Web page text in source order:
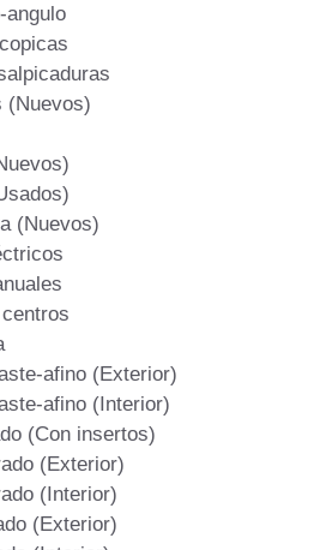
angulo
(Nuevos)
(Nuevos)
centros
afino (Exterior)
afino (Interior)
(Con insertos)
(Exterior)
(Interior)
(Exterior)